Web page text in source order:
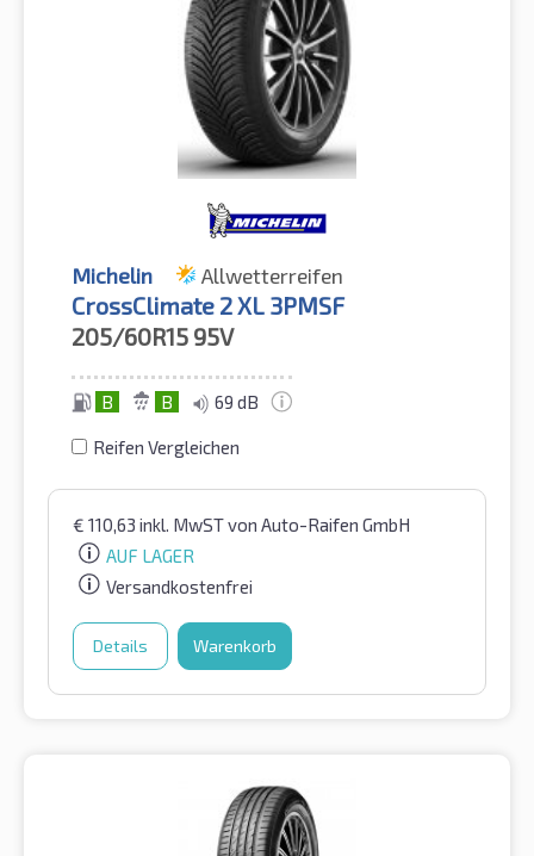
Michelin Allwetterreifen
CrossClimate 2 XL 3PMSF
205/60R15 95V
B B 69 dB
Reifen Vergleichen
€ 110,63 inkl. MwSTvon Auto-Raifen GmbH
AUF LAGER
Versandkostenfrei
Details Warenkorb